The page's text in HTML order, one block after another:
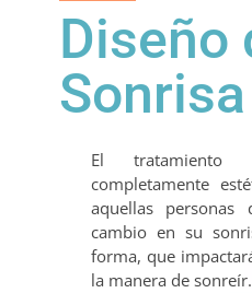
Diseño
Sonrisa
El tratamiento
completamente
aquellas
cambio en su
forma, que
la manera de sonreír.